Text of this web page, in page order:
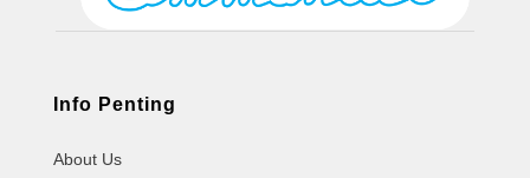
Info Penting
About Us